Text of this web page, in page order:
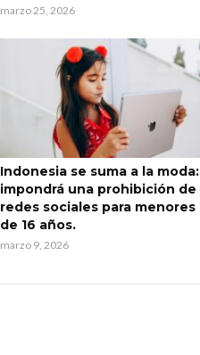
marzo 25, 2026
Indonesia se suma a la moda:
impondrá una prohibición de
redes sociales para menores
de 16 años.
marzo 9, 2026